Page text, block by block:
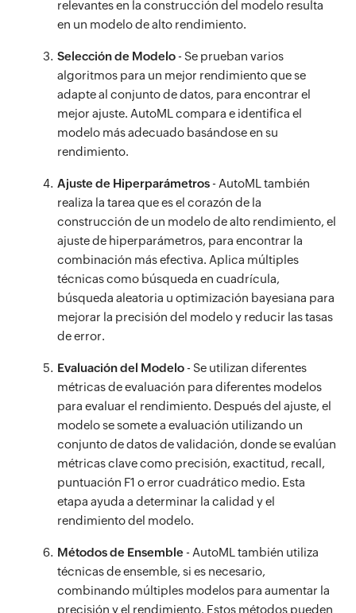
relevantes en la construcción del modelo resulta
en un modelo de alto rendimiento.
Selección de Modelo- Se prueban varios
algoritmos para un mejor rendimiento que se
adapte al conjunto de datos, para encontrar el
mejor ajuste. AutoML compara e identifica el
modelo más adecuado basándose en su
rendimiento.
Ajuste de Hiperparámetros- AutoML también
realiza la tarea que es el corazón de la
construcción de un modelo de alto rendimiento, el
ajuste de hiperparámetros, para encontrar la
combinación más efectiva. Aplica múltiples
técnicas como búsqueda en cuadrícula,
búsqueda aleatoria u optimización bayesiana para
mejorar la precisión del modelo y reducir las tasas
de error.
Evaluación del Modelo- Se utilizan diferentes
métricas de evaluación para diferentes modelos
para evaluar el rendimiento. Después del ajuste, el
modelo se somete a evaluación utilizando un
conjunto de datos de validación, donde se evalúan
métricas clave como precisión, exactitud, recall,
puntuación F1 o error cuadrático medio. Esta
etapa ayuda a determinar la calidad y el
rendimiento del modelo.
Métodos de Ensemble - AutoML también utiliza
técnicas de ensemble, si es necesario,
combinando múltiples modelos para aumentar la
precisión y el rendimiento. Estos métodos pueden